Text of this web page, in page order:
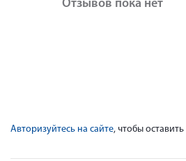
Отзывов пока нет
Авторизуйтесь на сайте, чтобы